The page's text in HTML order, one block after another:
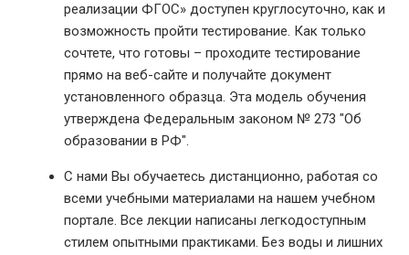
реализации ФГОС» доступен круглосуточно, как и
возможность пройти тестирование. Как только
сочтете, что готовы – проходите тестирование
прямо на веб-сайте и получайте документ
установленного образца. Эта модель обучения
утверждена Федеральным законом № 273 "Об
образовании в РФ".
С нами Вы обучаетесь дистанционно, работая со
всеми учебными материалами на нашем учебном
портале. Все лекции написаны легкодоступным
стилем опытными практиками. Без воды и лишних